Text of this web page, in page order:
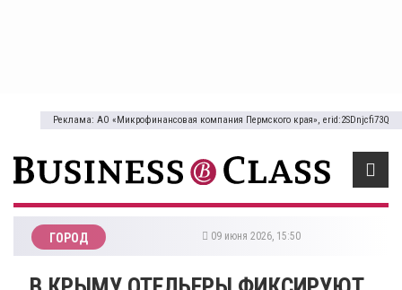
Реклама: АО «Микрофинансовая компания Пермского края», erid:2SDnjcfi73Q
ГОРОД 09 июня 2026, 15:50